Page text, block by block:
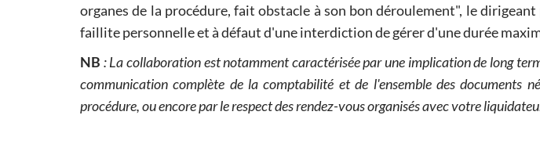
organes de la procédure, fait obstacle à son bon déroulement", le
faillite personnelle et à défaut d'une interdiction de gérer d'une durée
NB : La collaboration est notamment caractérisée par une implication de long
communication complète de la comptabilité et de l'ensemble des documents
procédure, ou encore par le respect des rendez-vous organisés avec votre